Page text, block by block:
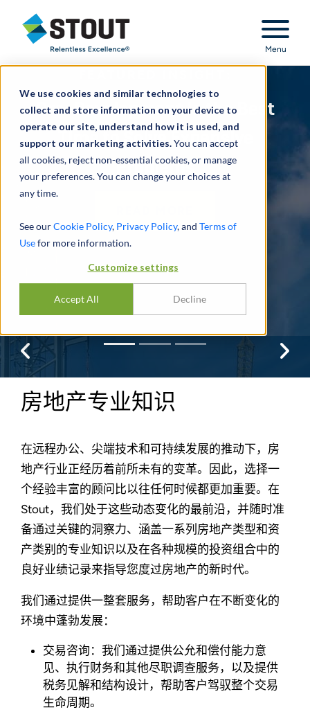
We use cookies and similar technologies to
collect and store information on your device to
operate our site, understand how it is used, and
support our marketing activities.You can accept
all cookies, reject non-essential cookies, or manage
your preferences. You can change your choices at
any time.
See ourCookie Policy, Privacy Policy, and Terms of
Usefor more information.
Customize settings
Accept All Decline
Stout Relentless Excellence
Menu
Previous
Pre-Development Is the Best
Time to Solve Expensive
Problems
房地产专业知识
在远程办公、尖端技术和可持续发展的推动下，房
地产行业正经历着前所未有的变革。因此，选择一
个经验丰富的顾问比以往任何时候都更加重要。在
Stout，我们处于这些动态变化的最前沿，并随时准
备通过关键的洞察力、涵盖一系列房地产类型和资
产类别的专业知识以及在各种规模的投资组合中的
良好业绩记录来指导您度过房地产的新时代。
我们通过提供一整套服务，帮助客户在不断变化的
环境中蓬勃发展：
交易咨询：我们通过提供公允和偿付能力意
见、执行财务和其他尽职调查服务，以及提供
税务见解和结构设计，帮助客户驾驭整个交易
生命周期。